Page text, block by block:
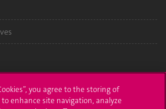
you agree to the storing of
to enhance site navigation, analyze